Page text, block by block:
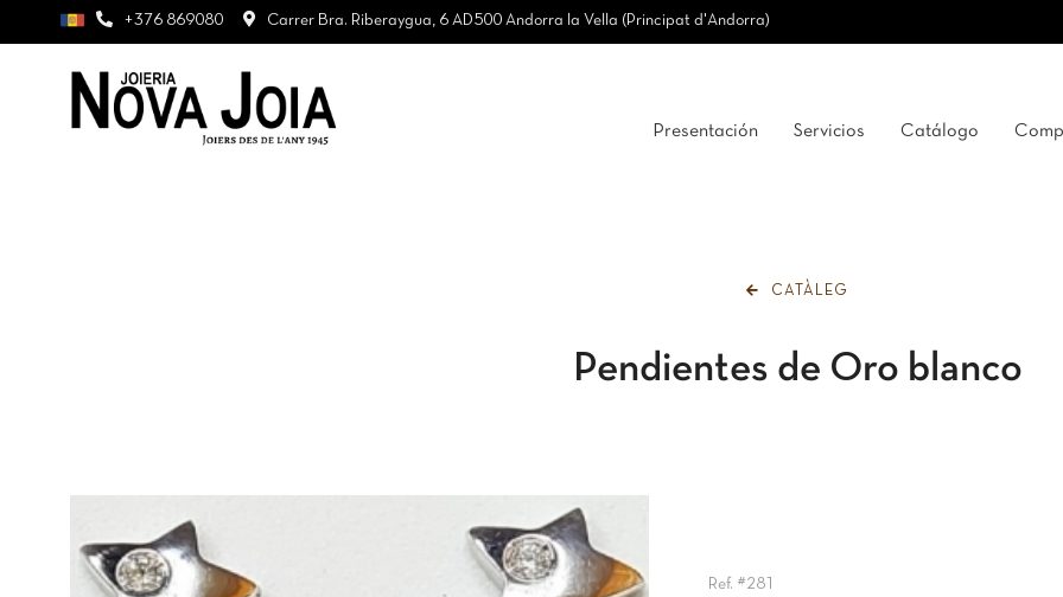
+376 869080 Carrer Bra. Riberaygua, 6 AD500 Andorra la Vella (Principat d'Andorra)
Presentación Servicios Catálogo
CATÀLEG
Pendientes de Oro blanco
Ref. #281